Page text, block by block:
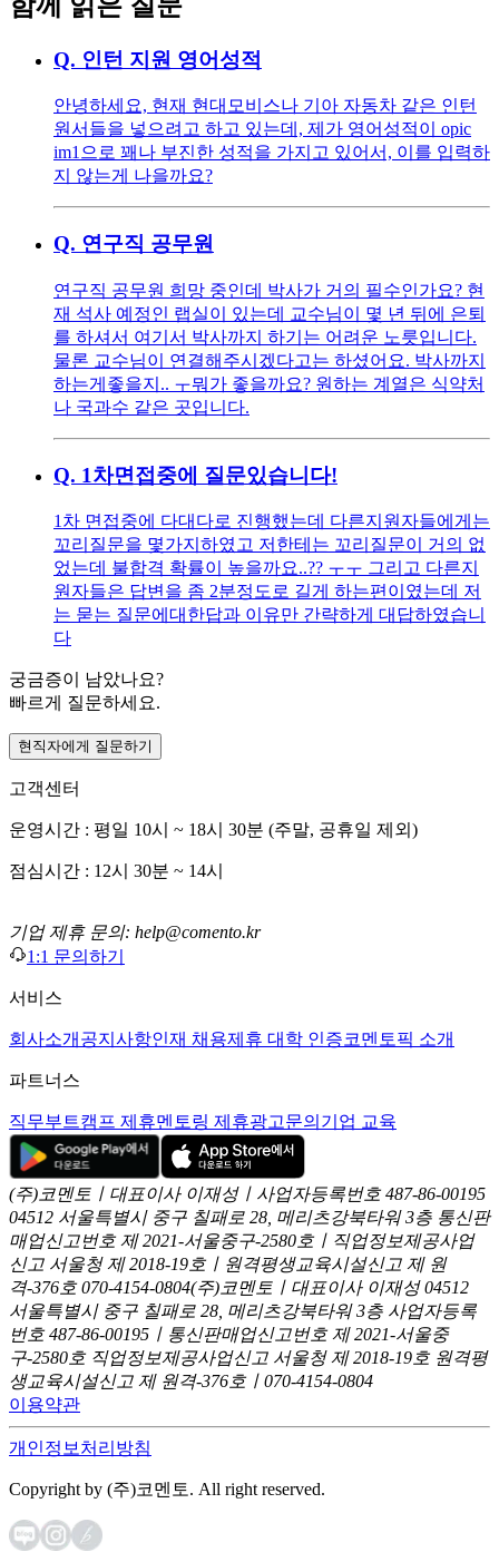
Q. 인턴 지원 영어성적
안녕하세요, 현재 현대모비스나 기아 자동차 같은 인턴
원서들을 넣으려고 하고 있는데, 제가 영어성적이 opic
im1으로 꽤나 부진한 성적을 가지고 있어서, 이를 입력하
지 않는게 나을까요?
Q. 연구직 공무원
연구직 공무원 희망 중인데 박사가 거의 필수인가요? 현
재 석사 예정인 랩실이 있는데 교수님이 몇 년 뒤에 은퇴
를 하셔서 여기서 박사까지 하기는 어려운 노릇입니다.
물론 교수님이 연결해주시겠다고는 하셨어요. 박사까지
하는게좋을지.. ㅜ뭐가 좋을까요? 원하는 계열은 식약처
나 국과수 같은 곳입니다.
Q. 1차면접중에 질문있습니다!
1차 면접중에 다대다로 진행했는데 다른지원자들에게는
꼬리질문을 몇가지하였고 저한테는 꼬리질문이 거의 없
었는데 불합격 확률이 높을까요..?? ㅜㅜ 그리고 다른지
원자들은 답변을 좀 2분정도로 길게 하는편이였는데 저
는 묻는 질문에대한답과 이유만 간략하게 대답하였습니
다
궁금증이 남았나요?
빠르게 질문하세요.
현직자에게 질문하기
고객센터
운영시간 : 평일 10시 ~ 18시 30분 (주말, 공휴일 제외)
점심시간 : 12시 30분 ~ 14시
기업 제휴 문의: help@comento.kr
1:1 문의하기
서비스
회사소개 공지사항인재 채용제휴 대학 인증코멘토픽 소개
파트너스
직무부트캠프 제휴멘토링 제휴광고문의 기업 교육
(주)코멘토ㅣ대표이사 이재성ㅣ사업자등록번호 487-86-00195
04512 서울특별시 중구 칠패로 28, 메리츠강북타워 3층 통신판
매업신고번호 제 2021-서울중구-2580호ㅣ직업정보제공사업
신고 서울청 제 2018-19호ㅣ원격평생교육시설신고 제 원
격-376호 070-4154-0804(주)코멘토ㅣ대표이사 이재성 04512
서울특별시 중구 칠패로 28, 메리츠강북타워 3층 사업자등록
번호 487-86-00195ㅣ통신판매업신고번호 제 2021-서울중
구-2580호 직업정보제공사업신고 서울청 제 2018-19호 원격평
생교육시설신고 제 원격-376호ㅣ070-4154-0804
이용약관
개인정보처리방침
Copyright by (주)코멘토. All right reserved.